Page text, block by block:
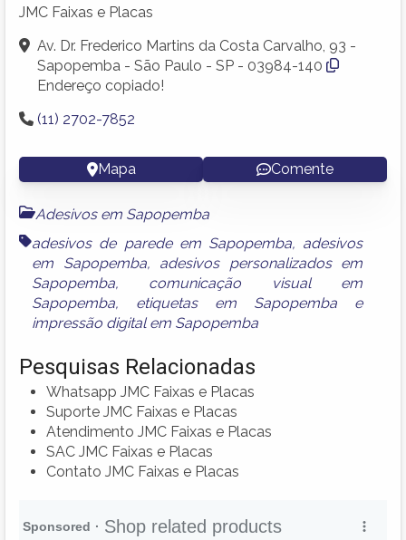
JMC Faixas e Placas
Av. Dr. Frederico Martins da Costa Carvalho, 93 -
Sapopemba - São Paulo - SP - 03984-140
Endereço copiado!
(11) 2702-7852
Mapa Comente
Adesivos em Sapopemba
adesivos de parede em Sapopemba, adesivos
em Sapopemba, adesivos personalizados em
Sapopemba, comunicação visual em
Sapopemba, etiquetas em Sapopemba e
impressão digital em Sapopemba
Pesquisas Relacionadas
Whatsapp JMC Faixas e Placas
Suporte JMC Faixas e Placas
Atendimento JMC Faixas e Placas
SAC JMC Faixas e Placas
Contato JMC Faixas e Placas